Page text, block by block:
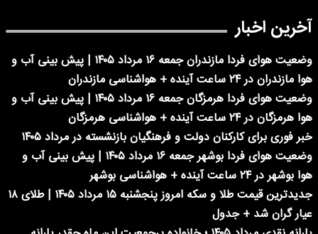
آخرین اخبار
وضعیت هوای فردا مازندران جمعه ۱۶ مرداد ۱۴۰۵ | پیش بینی آب و
هوا مازندران در ۲۴ ساعت آینده + هواشناسی مازندران
وضعیت هوای فردا هرمزگان جمعه ۱۶ مرداد ۱۴۰۵ | پیش بینی آب و
هوا هرمزگان در ۲۴ ساعت آینده + هواشناسی هرمزگان
خبر فوری برای کارکنان دولت و فرهنگیان بازنشسته در مرداد ۱۴۰۵
وضعیت هوای فردا بوشهر جمعه ۱۶ مرداد ۱۴۰۵ | پیش بینی آب و
هوا بوشهر در ۲۴ ساعت آینده + هواشناسی بوشهر
جدیدترین قیمت طلا و سکه امروز پنجشنبه ۱۵ مرداد ۱۴۰۵ | طلای ۱۸
عیار گران شد + جدول